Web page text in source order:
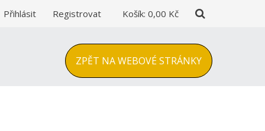
Přihlásit Registrovat Košík: 0,00 Kč
ZPĚT NA WEBOVÉ STRÁNKY